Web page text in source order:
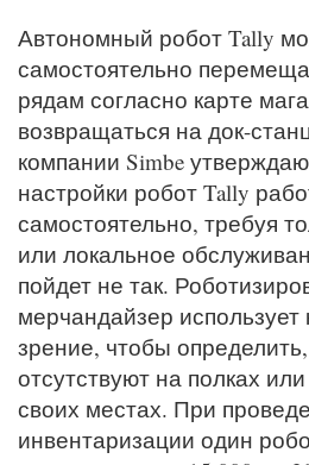
Автономный робот Tally
самостоятельно
рядам согласно карте
возвращаться на док-
компании Simbe
настройки робот Tally
самостоятельно, требуя
или локальное
пойдет не так.
мерчандайзер
зрение, чтобы
отсутствуют на полках
своих местах. При
инвентаризации один